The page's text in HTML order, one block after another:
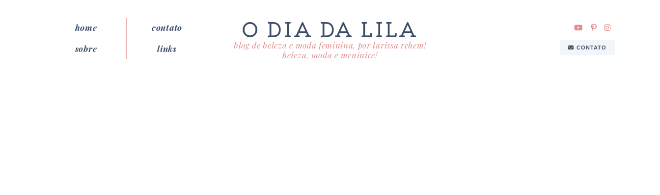
home
contato
sobre
links
O DIA DA LILA
blog de beleza e moda feminina, por larissa rehem!
beleza, moda e meninice!
CONTATO